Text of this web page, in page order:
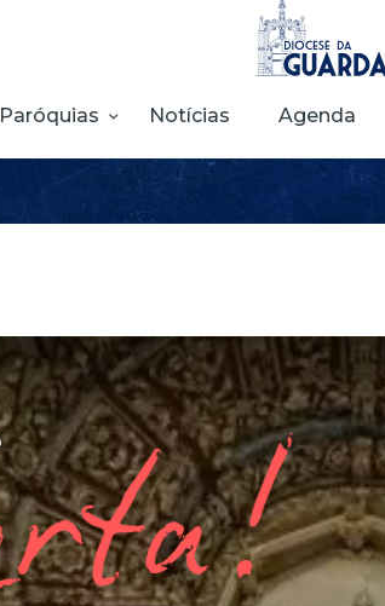
Paróquias Notícias Agenda
PARÓQUIAS
MULTIMÉDIA
SENTIR COM A
IGREJA
CONTACTOS